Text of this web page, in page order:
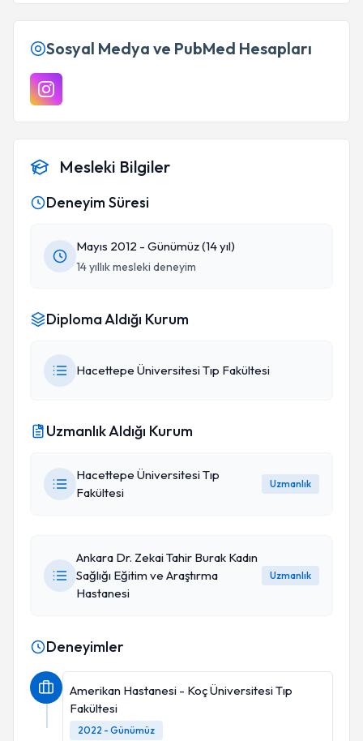
Sosyal Medya ve PubMed Hesapları
Mesleki Bilgiler
Deneyim Süresi
Mayıs 2012 - Günümüz (14 yıl)
14 yıllık mesleki deneyim
Diploma Aldığı Kurum
Hacettepe Üniversitesi Tıp Fakültesi
Uzmanlık Aldığı Kurum
Hacettepe Üniversitesi Tıp
Fakültesi
Uzmanlık
Ankara Dr. Zekai Tahir Burak Kadın
Sağlığı Eğitim ve Araştırma
Hastanesi
Uzmanlık
Deneyimler
Amerikan Hastanesi - Koç Üniversitesi Tıp
Fakültesi
2022 - Günümüz